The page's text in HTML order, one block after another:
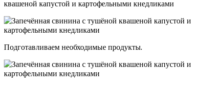
квашеной капустой и картофельными кнедликами
Подготавливаем необходимые продукты.